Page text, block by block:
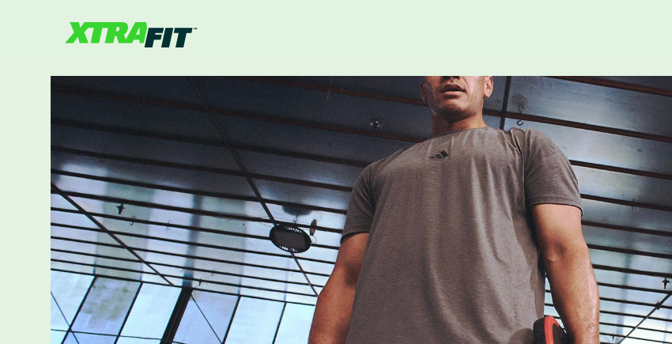
START
KURSE
STUDIOS
MAGAZIN
XTRA SCAN